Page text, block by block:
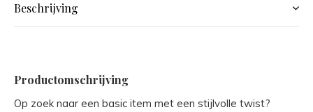
Beschrijving
Productomschrijving
Op zoek naar een basic item met een stijlvolle twist?